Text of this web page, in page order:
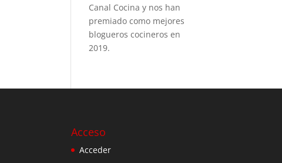
Canal Cocina y nos han
premiado como mejores
blogueros cocineros en
2019.
Acceso
Acceder